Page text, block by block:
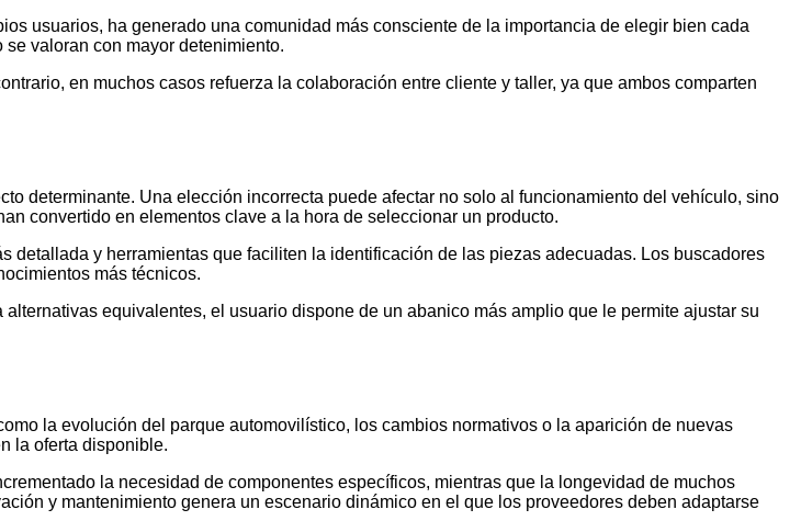
usuarios, ha generado una comunidad más consciente de la importancia de elegir bien cada
valoran con mayor detenimiento.
en muchos casos refuerza la colaboración entre cliente y taller, ya que ambos comparten
determinante. Una elección incorrecta puede afectar no solo al funcionamiento del vehículo, sino
convertido en elementos clave a la hora de seleccionar un producto.
detallada y herramientas que faciliten la identificación de las piezas adecuadas. Los buscadores
más técnicos.
equivalentes, el usuario dispone de un abanico más amplio que le permite ajustar su
la evolución del parque automovilístico, los cambios normativos o la aparición de nuevas
la oferta disponible.
la necesidad de componentes específicos, mientras que la longevidad de muchos
y mantenimiento genera un escenario dinámico en el que los proveedores deben adaptarse